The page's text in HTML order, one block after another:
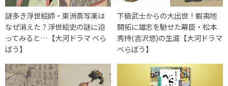
謎多き浮世絵師・東洲斎写楽は
なぜ消えた？浮世絵史の謎に迫
ってみると…【大河ドラマ べら
ぼう】
下級武士からの大出世！蝦夷地
開拓に雄志を馳せた幕臣・松本
秀持(吉沢悠)の生涯【大河ドラマ
べらぼう】